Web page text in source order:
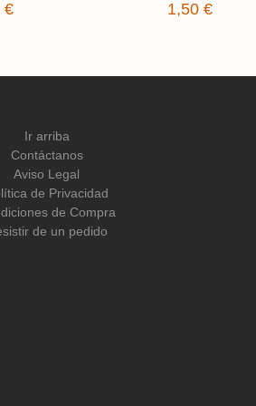
€ 1,50 €
Ir arriba
Contáctanos
Aviso Legal
de Privacidad
de Compra
de un pedido